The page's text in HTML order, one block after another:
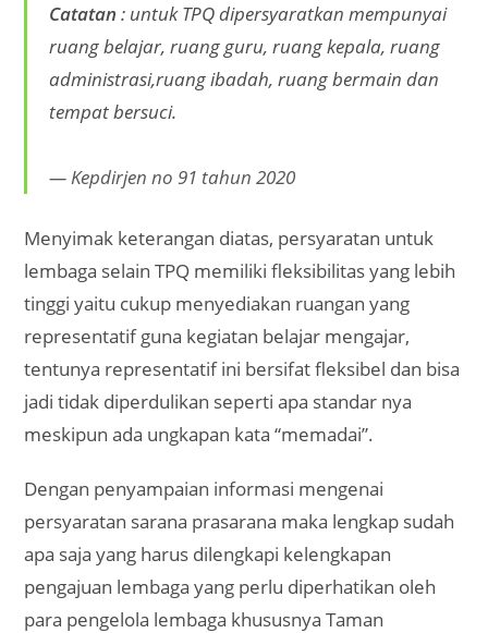
Catatan: untuk TPQ dipersyaratkan mempunyai
ruang belajar, ruang guru, ruang kepala, ruang
administrasi,ruang ibadah, ruang bermain dan
tempat bersuci.
Kepdirjen no 91 tahun 2020
Menyimak keterangan diatas, persyaratan untuk
lembaga selain TPQ memiliki fleksibilitas yang lebih
tinggi yaitu cukup menyediakan ruangan yang
representatif guna kegiatan belajar mengajar,
tentunya representatif ini bersifat fleksibel dan bisa
jadi tidak diperdulikan seperti apa standar nya
meskipun ada ungkapan kata “memadai”.
Dengan penyampaian informasi mengenai
persyaratan sarana prasarana maka lengkap sudah
apa saja yang harus dilengkapi kelengkapan
pengajuan lembaga yang perlu diperhatikan oleh
para pengelola lembaga khususnya Taman